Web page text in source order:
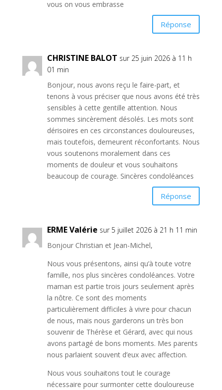
vous on vous embrasse
Réponse
CHRISTINE BALOT sur 25 juin 2026 à 11 h
01 min
Bonjour, nous avons reçu le faire-part, et
tenons à vous préciser que nous avons été très
sensibles à cette gentille attention. Nous
sommes sincèrement désolés. Les mots sont
dérisoires en ces circonstances douloureuses,
mais toutefois, demeurent réconfortants. Nous
vous soutenons moralement dans ces
moments de douleur et vous souhaitons
beaucoup de courage. Sincères condoléances
Réponse
ERME Valérie sur 5 juillet 2026 à 21 h 11 min
Bonjour Christian et Jean-Michel,
Nous vous présentons, ainsi qu’à toute votre
famille, nos plus sincères condoléances. Votre
maman est partie trois jours seulement après
la nôtre. Ce sont des moments
particulièrement difficiles à vivre pour chacun
de nous, mais nous garderons un très bon
souvenir de Thérèse et Gérard, avec qui nous
avons partagé de bons moments. Mes parents
nous parlaient souvent d’eux avec affection.
Nous vous souhaitons tout le courage
nécessaire pour surmonter cette douloureuse